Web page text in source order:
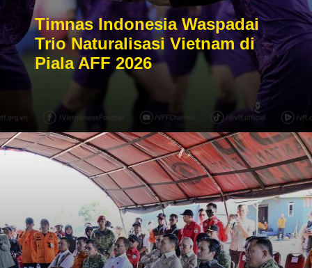
Timnas Indonesia Waspadai
Trio Naturalisasi Vietnam di
Piala AFF 2026